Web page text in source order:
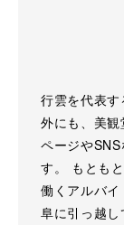
行雲を代表
外にも、美
ページや
す。 もとも
働くアルバ
阜に引っ越